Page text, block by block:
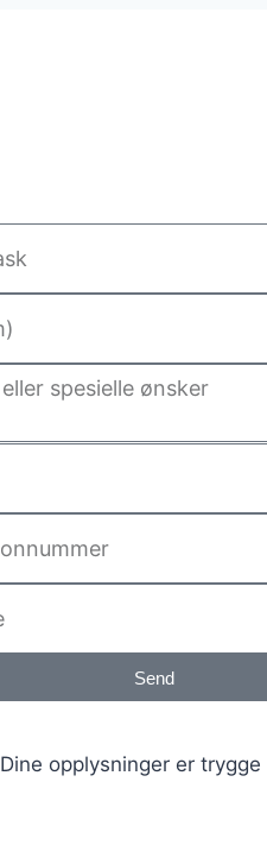
Send
Dine opplysninger er trygge